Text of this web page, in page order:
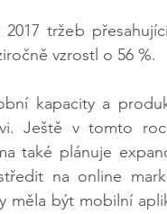
tržeb
vzrostl o 56 %.
kapacity a
Ještě v tomto
také plánuje
na online
měla být mobilní